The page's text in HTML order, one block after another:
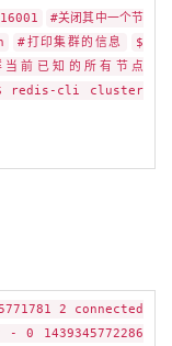
#关闭其中一个节
#打印集群的信息
$
前已知的所有节点
redis-cli cluster
2 connected
0 1439345772286